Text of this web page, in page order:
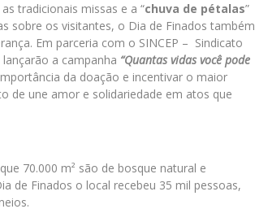
tradicionais missas e a “chuva de pétalas”
sobre os visitantes, o Dia de Finados também
Em parceria com o SINCEP – Sindicato
a campanha “Quantas vidas você pode
da doação e incentivar o maior
de une amor e solidariedade em atos que
70.000 m² são de bosque natural e
de Finados o local recebeu 35 mil pessoas,